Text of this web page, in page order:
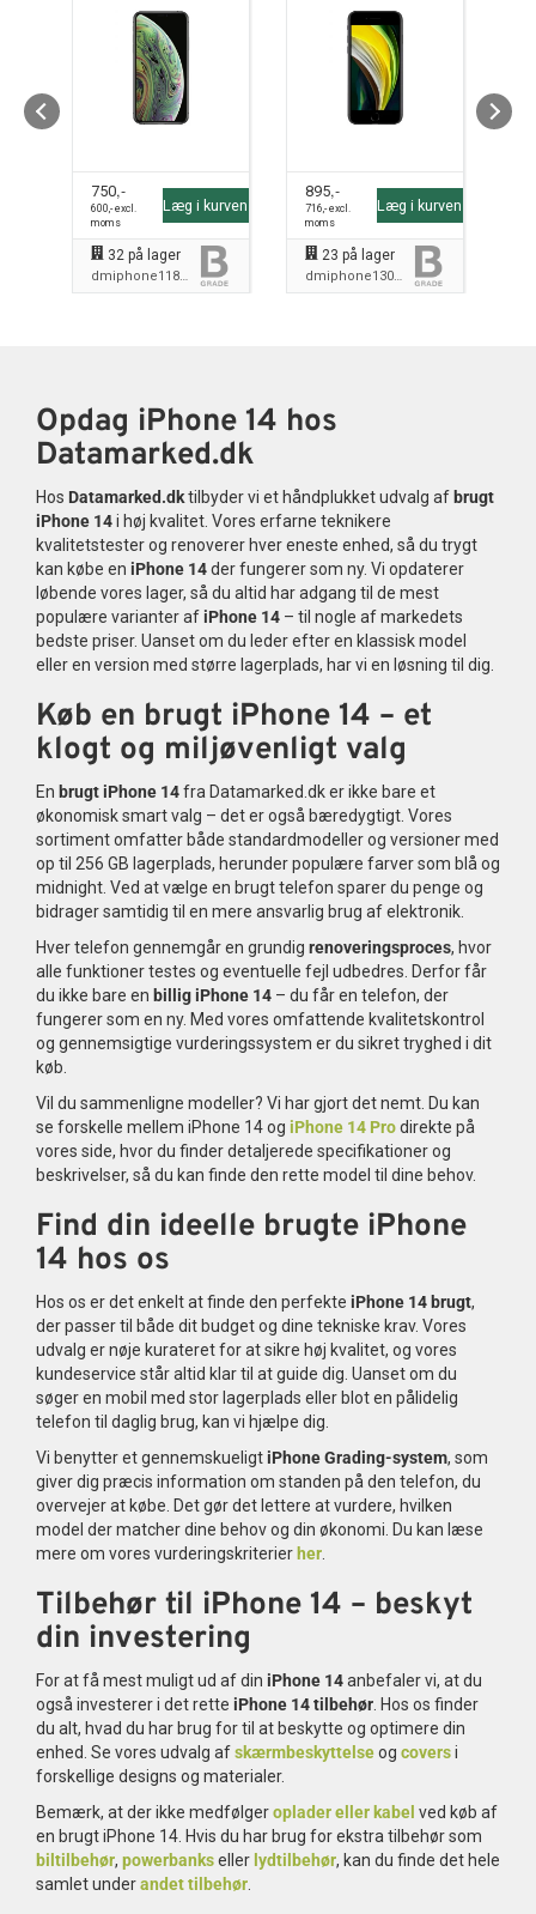
Grade B
750,-
600,- excl.
moms
Læg i kurven
32 på lager
dmiphone1180B
895,-
716,- excl.
moms
Læg i kurven
23 på lager
dmiphone1300B
Opdag iPhone 14 hos
Datamarked.dk
Hos Datamarked.dktilbyder vi et håndplukket udvalg af brugt
iPhone 14i høj kvalitet. Vores erfarne teknikere
kvalitetstester og renoverer hver eneste enhed, så du trygt
kan købe en iPhone 14der fungerer som ny. Vi opdaterer
løbende vores lager, så du altid har adgang til de mest
populære varianter afiPhone 14 – til nogle af markedets
bedste priser. Uanset om du leder efter en klassisk model
eller en version med større lagerplads, har vi en løsning til dig.
Køb en brugt iPhone 14 – et
klogt og miljøvenligt valg
En brugt iPhone 14fra Datamarked.dk er ikke bare et
økonomisk smart valg – det er også bæredygtigt. Vores
sortiment omfatter både standardmodeller og versioner med
op til 256 GB lagerplads, herunder populære farver som blå og
midnight. Ved at vælge en brugt telefon sparer du penge og
bidrager samtidig til en mere ansvarlig brug af elektronik.
Hver telefon gennemgår en grundig renoveringsproces, hvor
alle funktioner testes og eventuelle fejl udbedres. Derfor får
du ikke bare en billig iPhone 14 – du får en telefon, der
fungerer som en ny. Med vores omfattende kvalitetskontrol
og gennemsigtige vurderingssystem er du sikret tryghed i dit
køb.
Vil du sammenligne modeller? Vi har gjort det nemt. Du kan
se forskelle mellem iPhone 14 og iPhone 14 Prodirekte på
vores side, hvor du finder detaljerede specifikationer og
beskrivelser, så du kan finde den rette model til dine behov.
Find din ideelle brugte iPhone
14 hos os
Hos os er det enkelt at finde den perfekte iPhone 14 brugt,
der passer til både dit budget og dine tekniske krav. Vores
udvalg er nøje kurateret for at sikre høj kvalitet, og vores
kundeservice står altid klar til at guide dig. Uanset om du
søger en mobil med stor lagerplads eller blot en pålidelig
telefon til daglig brug, kan vi hjælpe dig.
Vi benytter et gennemskueligtiPhone Grading-system, som
giver dig præcis information om standen på den telefon, du
overvejer at købe. Det gør det lettere at vurdere, hvilken
model der matcher dine behov og din økonomi. Du kan læse
mere om vores vurderingskriterier her
Tilbehør til iPhone 14 – beskyt
din investering
For at få mest muligt ud af din iPhone 14anbefaler vi, at du
også investerer i det rette iPhone 14 tilbehør . Hos os finder
du alt, hvad du har brug for til at beskytte og optimere din
enhed. Se vores udvalg afskærmbeskyttelseog coversi
forskellige designs og materialer.
Bemærk, at der ikke medfølgeroplader eller kabel ved køb af
en brugt iPhone 14. Hvis du har brug for ekstra tilbehør som
biltilbehør, powerbankseller lydtilbehør, kan du finde det hele
samlet underandet tilbehør